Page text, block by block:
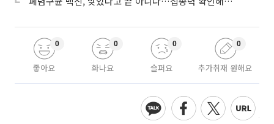
좋아요
0
화나요
0
슬퍼요
0
추가취재 원해요
0